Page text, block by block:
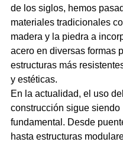
de los siglos, hemos
materiales tradicionales
madera y la piedra a
acero en diversas formas
estructuras más
y estéticas.
En la actualidad, el uso
construcción sigue siendo
fundamental. Desde
hasta estructuras